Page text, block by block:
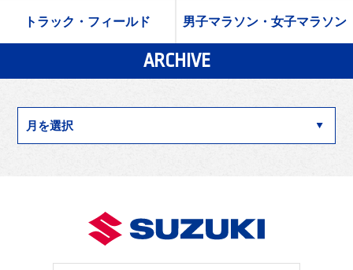
トラック・フィールド 男子マラソン・女子マラソン
ARCHIVE